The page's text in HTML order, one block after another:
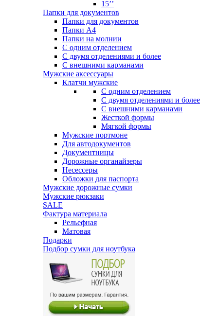
15’’
Папки для документов
Папки для документов
Папки А4
Папки на молнии
С одним отделением
С двумя отделениями и более
С внешними карманами
Мужские аксессуары
Клатчи мужские
С одним отделением
С двумя отделениями и более
С внешними карманами
Жесткой формы
Мягкой формы
Мужские портмоне
Для автодокументов
Документницы
Дорожные органайзеры
Несессеры
Обложки для паспорта
Мужские дорожные сумки
Мужские рюкзаки
SALE
Фактура материала
Рельефная
Матовая
Подарки
Подбор сумки для ноутбука